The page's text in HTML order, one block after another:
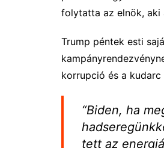
folytatta az elnök, aki
Trump péntek esti
korrupció és a
“Biden, ha
tett az